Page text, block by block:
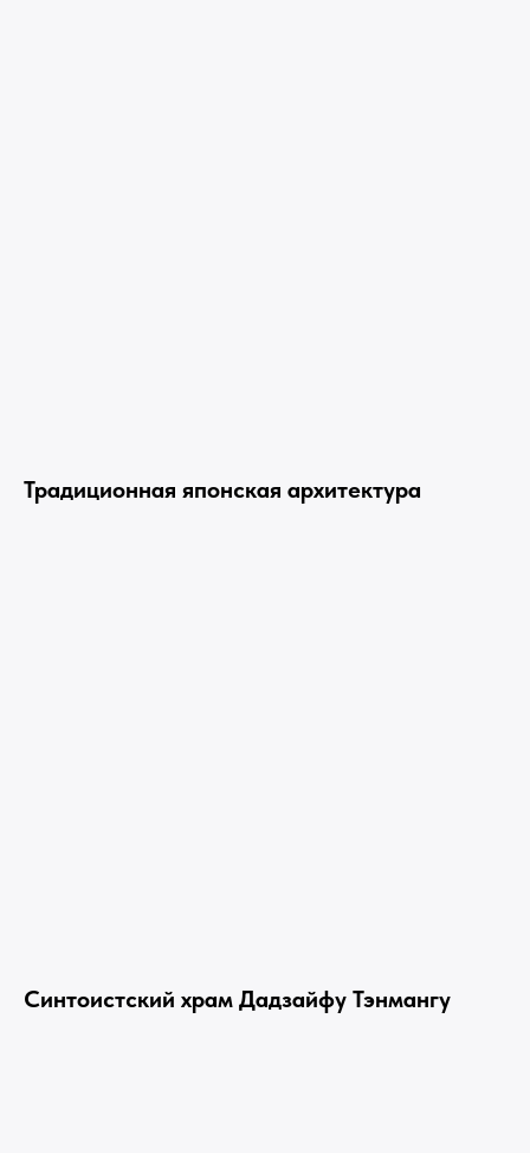
Традиционная японская архитектура
Синтоистский храм Дадзайфу Тэнмангу